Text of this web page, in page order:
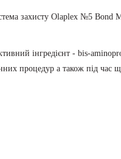
захисту Olaplex №5
інгредієнт - bis-
процедур а також під час